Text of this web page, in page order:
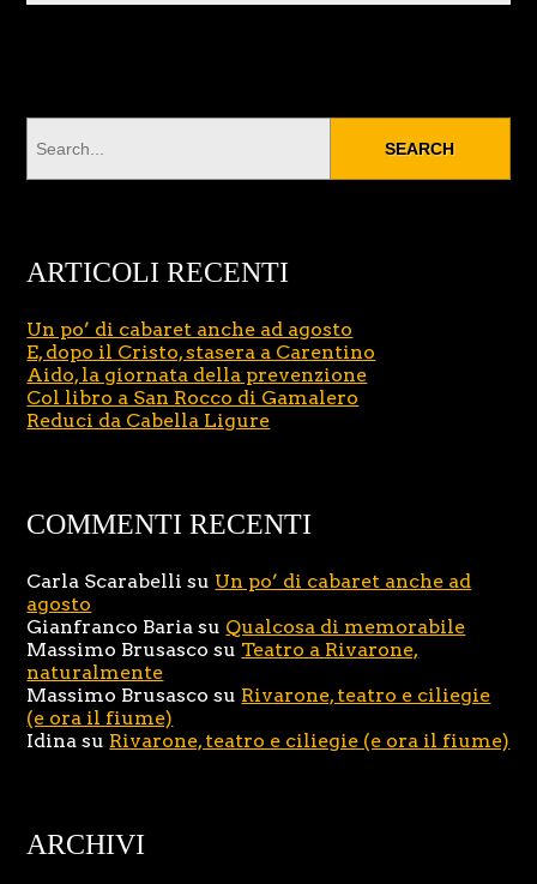
ARTICOLI RECENTI
Un po’ di cabaret anche ad agosto
E, dopo il Cristo, stasera a Carentino
Aido, la giornata della prevenzione
Col libro a San Rocco di Gamalero
Reduci da Cabella Ligure
COMMENTI RECENTI
Carla Scarabelli su Un po’ di cabaret anche ad
agosto
Gianfranco Baria su Qualcosa di memorabile
Massimo Brusasco su Teatro a Rivarone,
naturalmente
Massimo Brusasco su Rivarone, teatro e ciliegie
(e ora il fiume)
Idina su Rivarone, teatro e ciliegie (e ora il fiume)
ARCHIVI